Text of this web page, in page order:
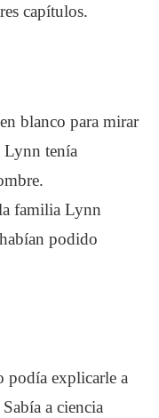
capítulos.
blanco para mirar
Lynn tenía
familia Lynn
podido
podía explicarle a
a ciencia